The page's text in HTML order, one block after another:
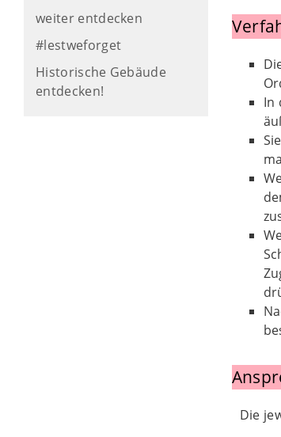
weiter entdecken
#lestweforget
Historische Gebäude
entdecken!
In
Die